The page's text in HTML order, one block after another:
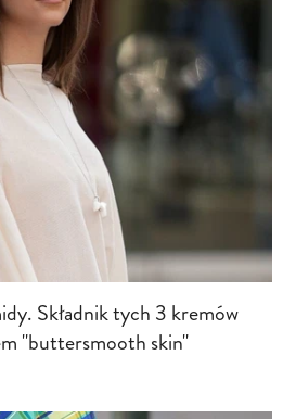
Składnik tych 3 kremów
"buttersmooth skin"